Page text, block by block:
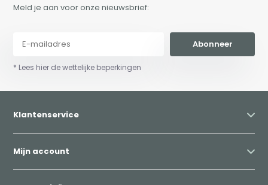
Meld je aan voor onze nieuwsbrief:
Abonneer
* Lees hier de wettelijke beperkingen
Klantenservice
Mijn account